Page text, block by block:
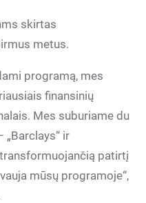
skirtas
metus.
programą, mes
finansinių
Mes suburiame du
ir
patirtį
mūsų programoje“,